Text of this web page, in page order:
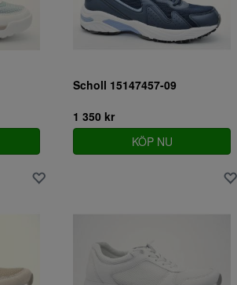
Scholl 15147457-09
1 350 kr
KÖP NU